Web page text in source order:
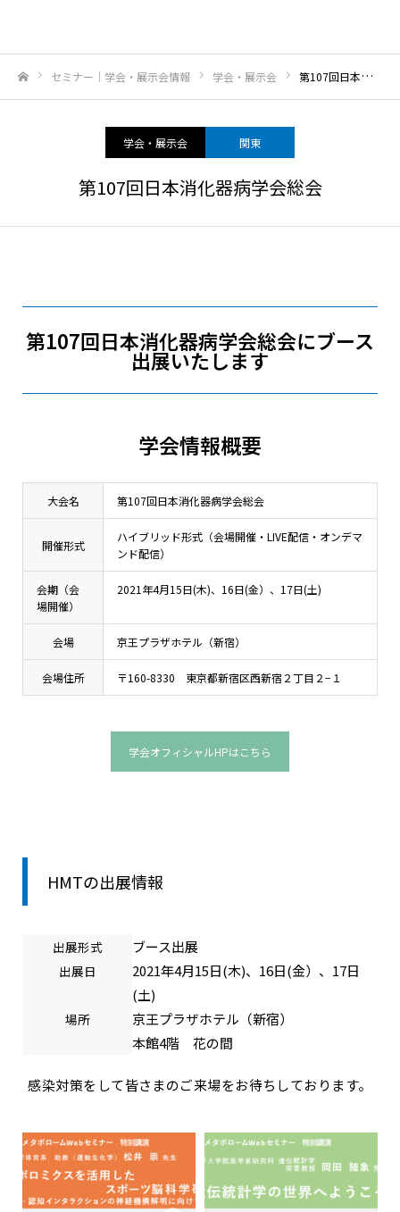
セミナー｜学会・展示会情報 学会・展示会 第107回日本消化器病学会総会
学会・展示会 関東
第107回日本消化器病学会総会
第107回日本消化器病学会総会にブース
出展いたします
学会情報概要
大会名 第107回日本消化器病学会総会
開催形式
ハイブリッド形式（会場開催・LIVE配信・オンデマ
ンド配信）
会期（会
場開催）
2021年4月15日(木)、16日(金）、17日(土)
会場 京王プラザホテル（新宿）
会場住所 〒160-8330 東京都新宿区西新宿２丁目２−１
学会オフィシャルHPはこちら
HMTの出展情報
出展形式 ブース出展
出展日
2021年4月15日(木)、16日(金）、17日
(土)
場所
京王プラザホテル（新宿）
本館4階 花の間
感染対策をして皆さまのご来場をお待ちしております。